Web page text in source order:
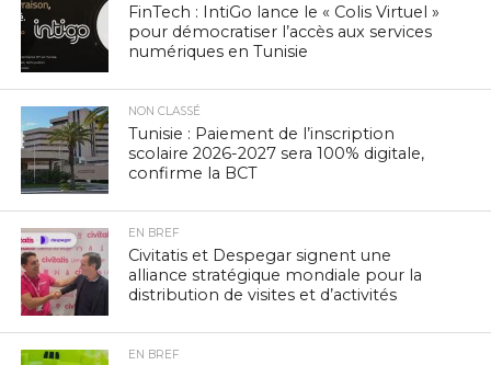
FinTech : IntiGo lance le « Colis Virtuel »
pour démocratiser l’accès aux services
numériques en Tunisie
NON CLASSÉ
Tunisie : Paiement de l’inscription
scolaire 2026-2027 sera 100% digitale,
confirme la BCT
EN BREF
Civitatis et Despegar signent une
alliance stratégique mondiale pour la
distribution de visites et d’activités
EN BREF